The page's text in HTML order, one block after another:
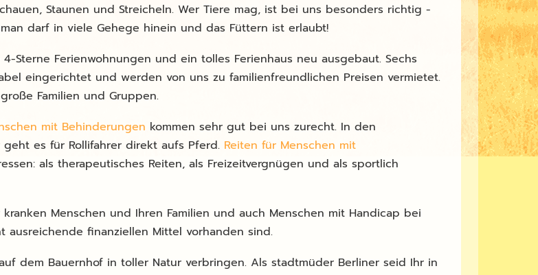
Staunen und Streicheln. Wer Tiere mag, ist bei uns besonders richtig -
darf in viele Gehege hinein und das Füttern ist erlaubt!
Sterne Ferienwohnungen und ein tolles Ferienhaus neu ausgebaut. Sechs
eingerichtet und werden von uns zu familienfreundlichen Preisen vermietet.
Familien und Gruppen.
mit Behinderungen kommen sehr gut bei uns zurecht. In den
es für Rollifahrer direkt aufs Pferd. Reiten für Menschen mit
als therapeutisches Reiten, als Freizeitvergnügen und als sportlich
Menschen und Ihren Familien und auch Menschen mit Handicap bei
finanziellen Mittel vorhanden sind.
dem Bauernhof in toller Natur verbringen. Als stadtmüder Berliner seid Ihr in